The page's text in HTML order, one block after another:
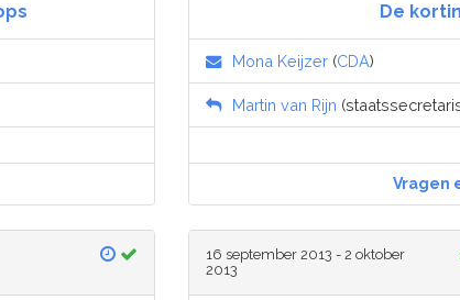
De
Mona Keijzer (CDA)
Martin van Rijn
Vragen
16 september 2013 - 2 oktober
2013